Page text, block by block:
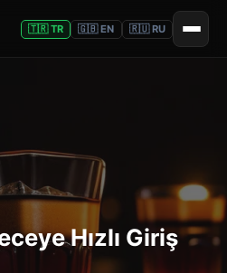
🇹🇷 TR 🇬🇧 EN 🇷🇺 RU
Hızlı Giriş